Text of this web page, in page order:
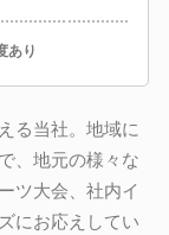
あり
る当社。地域に
、地元の様々な
ツ大会、社内イ
にお応えしてい